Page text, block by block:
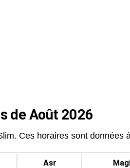
de Août 2026
Ces horaires sont données
Asr